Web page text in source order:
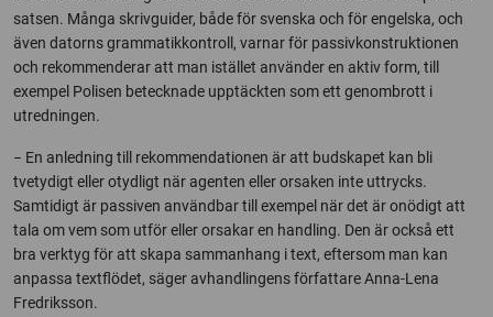
satsen. Många skrivguider, både för svenska och för engelska, och
även datorns grammatikkontroll, varnar för passivkonstruktionen
och rekommenderar att man istället använder en aktiv form, till
exempel Polisen betecknade upptäckten som ett genombrott i
utredningen.
− En anledning till rekommendationen är att budskapet kan bli
tvetydigt eller otydligt när agenten eller orsaken inte uttrycks.
Samtidigt är passiven användbar till exempel när det är onödigt att
tala om vem som utför eller orsakar en handling. Den är också ett
bra verktyg för att skapa sammanhang i text, eftersom man kan
anpassa textflödet, säger avhandlingens författare Anna-Lena
Fredriksson.